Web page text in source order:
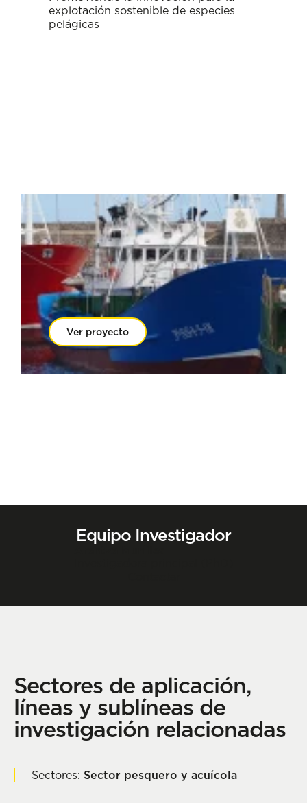
explotación sostenible de especies
pelágicas
Ver proyecto
Equipo Investigador
Sectores de aplicación,
líneas y sublíneas de
investigación relacionadas
Sectores: Sector pesquero y acuícola